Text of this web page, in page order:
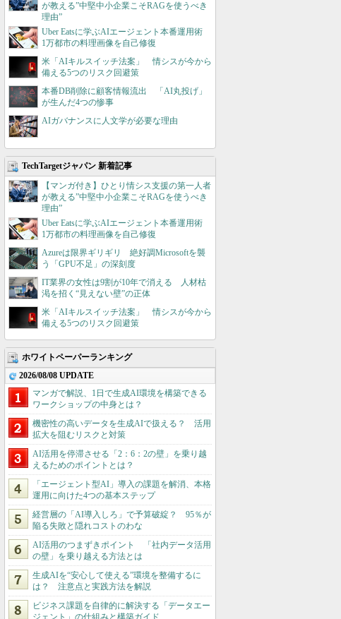
が教える”中堅中小企業こそRAGを使うべき
理由”
Uber Eatsに学ぶAIエージェント本番運用術
1万都市の料理画像を自己修復
米「AIキルスイッチ法案」 情シスが今から
備える5つのリスク回避策
本番DB削除に顧客情報流出 「AI丸投げ」
が生んだ4つの惨事
AIガバナンスに人文学が必要な理由
TechTargetジャパン 新着記事
【マンガ付き】ひとり情シス支援の第一人者
が教える”中堅中小企業こそRAGを使うべき
理由”
Uber Eatsに学ぶAIエージェント本番運用術
1万都市の料理画像を自己修復
Azureは限界ギリギリ 絶好調Microsoftを襲
う「GPU不足」の深刻度
IT業界の女性は9割が10年で消える 人材枯
渇を招く“見えない壁”の正体
米「AIキルスイッチ法案」 情シスが今から
備える5つのリスク回避策
ホワイトペーパーランキング
2026/08/08 UPDATE
マンガで解説、1日で生成AI環境を構築できる
ワークショップの中身とは？
機密性の高いデータを生成AIで扱える？ 活用
拡大を阻むリスクと対策
AI活用を停滞させる「2：6：2の壁」を乗り越
えるためのポイントとは？
「エージェント型AI」導入の課題を解消、本格
運用に向けた4つの基本ステップ
経営層の「AI導入しろ」で予算破綻？ 95％が
陥る失敗と隠れコストのわな
AI活用のつまずきポイント 「社内データ活用
の壁」を乗り越える方法とは
生成AIを“安心して使える”環境を整備するに
は？ 注意点と実践方法を解説
ビジネス課題を自律的に解決する「データエー
ジェント」の仕組みと構築ガイド